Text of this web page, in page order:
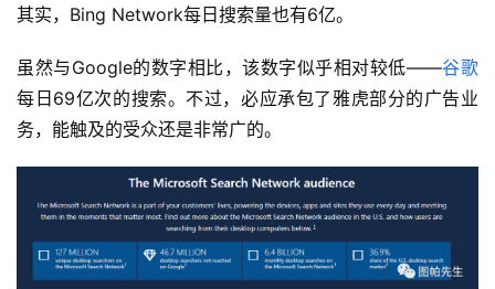
其实，Bing Network每日搜索量也有6亿。
虽然与Google的数字相比，该数字似乎相对较低——谷歌
每日69亿次的搜索。不过，必应承包了雅虎部分的广告业
务，能触及的受众还是非常广的。